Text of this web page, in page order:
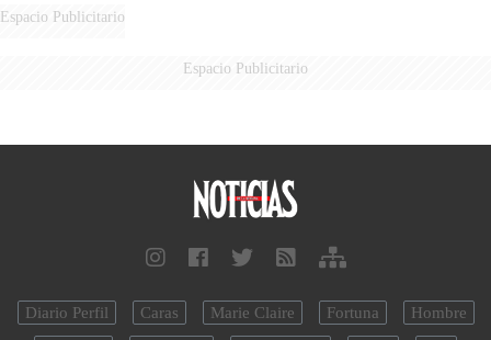
Espacio Publicitario
Espacio Publicitario
Diario Perfil Caras Marie Claire Fortuna
Hombre